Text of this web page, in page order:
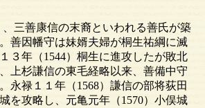
、三善康信の末裔といわれる善氏が築
善因幡守は妹婿夫婦が桐生祐綱に滅
３年（1544）桐生に進攻したが敗北
上杉謙信の東毛経略以来、善備中守
永禄１１年（1568）謙信の部将荻田
を攻略し、元亀元年（1570）小俣城